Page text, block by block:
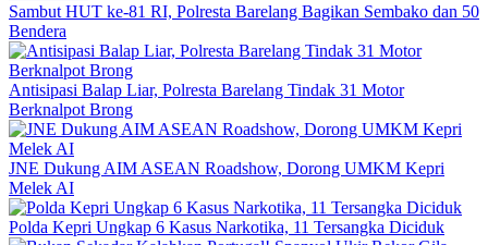
Sambut HUT ke-81 RI, Polresta Barelang Bagikan Sembako dan 50
Bendera
Antisipasi Balap Liar, Polresta Barelang Tindak 31 Motor
Berknalpot Brong
JNE Dukung AIM ASEAN Roadshow, Dorong UMKM Kepri
Melek AI
Polda Kepri Ungkap 6 Kasus Narkotika, 11 Tersangka Diciduk